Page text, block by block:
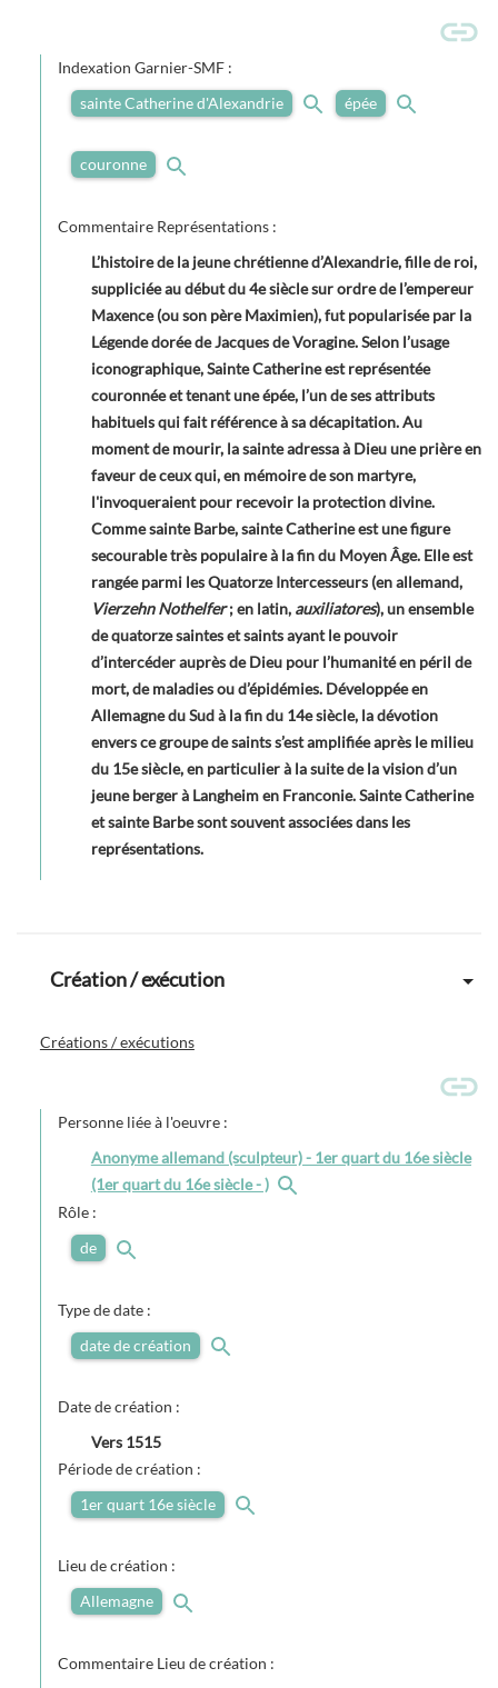
Indexation Garnier-SMF :
sainte Catherine d'Alexandrie
épée
couronne
Commentaire Représentations :
L’histoire de la jeune chrétienne d’Alexandrie, fille de roi,
suppliciée au début du 4e siècle sur ordre de l’empereur
Maxence (ou son père Maximien), fut popularisée par la
Légende dorée de Jacques de Voragine. Selon l’usage
iconographique, Sainte Catherine est représentée
couronnée et tenant une épée, l’un de ses attributs
habituels qui fait référence à sa décapitation. Au
moment de mourir, la sainte adressa à Dieu une prière en
faveur de ceux qui, en mémoire de son martyre,
l'invoqueraient pour recevoir la protection divine.
Comme sainte Barbe, sainte Catherine est une figure
secourable très populaire à la fin du Moyen Âge. Elle est
rangée parmi les Quatorze Intercesseurs (en allemand,
Vierzehn Nothelfer; en latin, auxiliatores), un ensemble
de quatorze saintes et saints ayant le pouvoir
d’intercéder auprès de Dieu pour l’humanité en péril de
mort, de maladies ou d’épidémies. Développée en
Allemagne du Sud à la fin du 14e siècle, la dévotion
envers ce groupe de saints s’est amplifiée après le milieu
du 15e siècle, en particulier à la suite de la vision d’un
jeune berger à Langheim en Franconie. Sainte Catherine
et sainte Barbe sont souvent associées dans les
représentations.
Création / exécution
Créations / exécutions
Personne liée à l'oeuvre :
Anonyme allemand (sculpteur) - 1er quart du 16e siècle
(1er quart du 16e siècle - )
Rôle :
de
Type de date :
date de création
Date de création :
Vers 1515
Période de création :
1er quart 16e siècle
Lieu de création :
Allemagne
Commentaire Lieu de création :